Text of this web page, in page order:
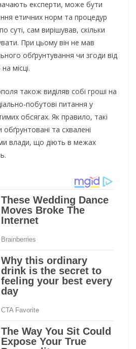
експерти, може бути
етичних норм та процедур
суті, сам вирішував, скільки
При цьому він не мав
обґрунтування чи згоди від
місці.
також виділяв собі гроші на
побутові питання у
обсягах. Як правило, такі
та схвалені
влади, що діють в межах